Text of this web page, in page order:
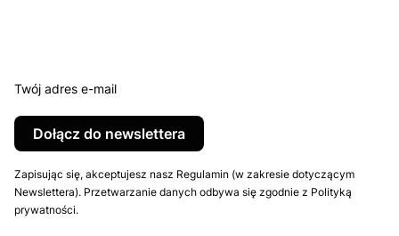
Twój adres e-mail
Dołącz do newslettera
Zapisując się, akceptujesz nasz Regulamin (w zakresie dotyczącym
Newslettera). Przetwarzanie danych odbywa się zgodnie z Polityką
prywatności.